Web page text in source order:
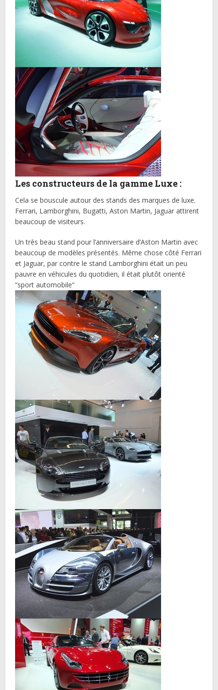
Les constructeurs de la gamme Luxe :
Cela se bouscule autour des stands des marques de luxe.
Ferrari, Lamborghini, Bugatti, Aston Martin, Jaguar attirent
beaucoup de visiteurs.
Un très beau stand pour l’anniversaire d’Aston Martin avec
beaucoup de modèles présentés. Même chose côté Ferrari
et Jaguar, par contre le stand Lamborghini était un peu
pauvre en véhicules du quotidien, il était plutôt orienté
“sport automobile”